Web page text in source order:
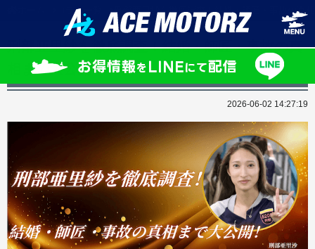
コラム一覧 刑部亜里紗を徹底調査！結婚・師匠・事故の真
刑部亜里紗を徹底調査！結婚・師匠・事故の真
相まで大公開！
2026-06-02 14:27:19